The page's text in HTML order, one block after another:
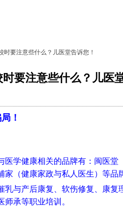
时要注意些什么？儿医堂告诉您！
要注意些什么？儿医
！
医学健康相关的品牌有：闽医堂
（健康家政与私人医生）等品
乳与产后康复、软伤修复、康复
承等职业培训。